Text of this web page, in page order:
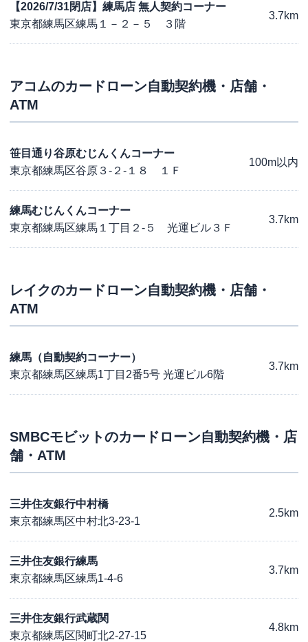
【2026/7/31閉店】練馬店 無人契約コーナー
東京都練馬区練馬１－２－５ ３階
3.7km
アコムのカードローン自動契約機・店舗・
ATM
笹目通り谷原むじんくんコーナー
東京都練馬区谷原３-２-１８ １Ｆ
100m以内
練馬むじんくんコーナー
東京都練馬区練馬１丁目２-５ 光運ビル３Ｆ
3.7km
レイクのカードローン自動契約機・店舗・
ATM
練馬（自動契約コーナー）
東京都練馬区練馬1丁目2番5号 光運ビル6階
3.7km
SMBCモビットのカードローン自動契約機・店
舗・ATM
三井住友銀行中村橋
東京都練馬区中村北3-23-1
2.5km
三井住友銀行練馬
東京都練馬区練馬1-4-6
3.7km
三井住友銀行武蔵関
東京都練馬区関町北2-27-15
4.8km